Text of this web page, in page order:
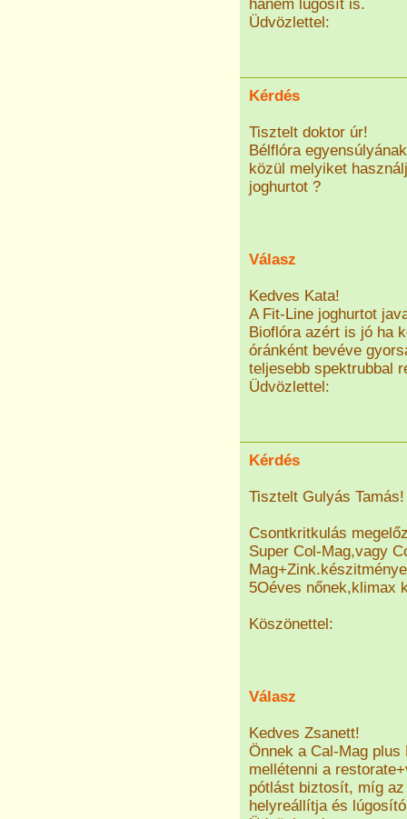
hanem lúgosít is.
Üdvözlettel:
Kérdés
Tisztelt doktor úr!
Bélflóra
közül melyiket
joghurtot ?
Válasz
Kedves Kata!
A Fit-Line joghurtot
Bioflóra azért is jó ha
óránként bevéve
teljesebb spektrubbal
Üdvözlettel:
Kérdés
Tisztelt Gulyás Tamás!
Csontkritkulás
Super Col-Mag,vagy
5Oéves nőnek,klimax
Köszönettel:
Válasz
Kedves Zsanett!
Önnek a Cal-Mag
mellétenni a
pótlást biztosít, míg
helyreállítja és